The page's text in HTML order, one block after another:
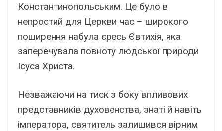
Константинопольським. Це було в
непростий для Церкви час – широкого
поширення набула єресь Євтихія, яка
заперечувала повноту людської природи
Ісуса Христа.
Незважаючи на тиск з боку впливових
представників духовенства, знаті й навіть
імператора, святитель залишився вірним